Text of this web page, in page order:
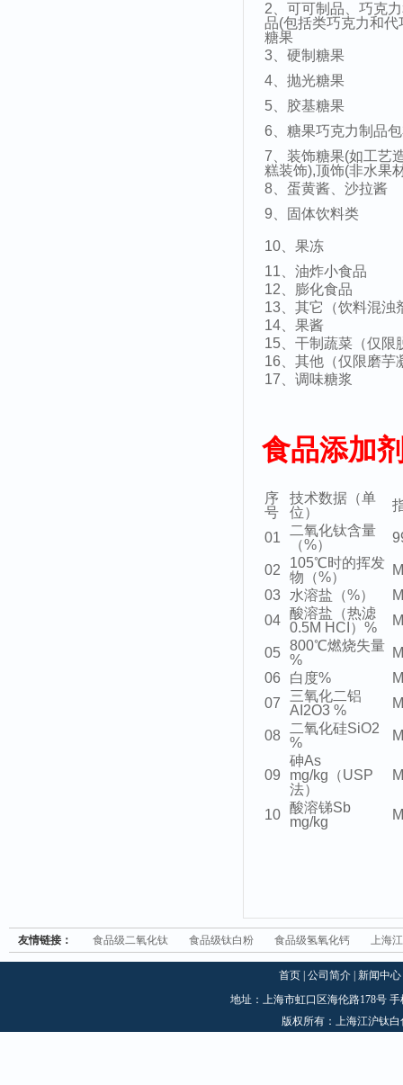
2、可可制品、巧克
品(包括类巧克力和代
糖果
3、硬制糖果
4、抛光糖果
5、胶基糖果
6、糖果巧克力制品
7、装饰糖果(如工艺
糕装饰),顶饰(非水果
8、蛋黄酱、沙拉酱
9、固体饮料类
10、果冻
11、油炸小食品
12、膨化食品
13、其它（饮料混浊
14、果酱
15、干制蔬菜（仅限
16、其他（仅限磨芋
17、调味糖浆
食品添加
序
号
技术数据（单
位）
01
二氧化钛含量
（%）
02
105℃时的挥发
物（%）
03
水溶盐（%）
04 酸溶盐（热滤
0.5M HCI）%
05 800℃燃烧失量
%
06
白度%
07
三氧化二铝
AI2O3 %
08
二氧化硅SiO2
%
09
砷As
mg/kg（USP
法）
10 酸溶锑Sb
mg/kg
友情链接： 食品级二氧化钛 食品级钛白粉 食品级氢氧化钙 上海
首页 公司简介 新闻中心
地址：上海市虹口区海伦路178号 手
版权所有：上海江沪钛